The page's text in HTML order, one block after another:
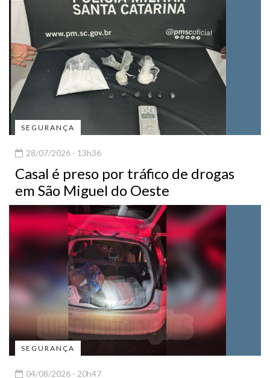
SEGURANÇA
28/07/2026 - 13h36
Casal é preso por tráfico de drogas
em São Miguel do Oeste
SEGURANÇA
04/08/2026 - 20h47